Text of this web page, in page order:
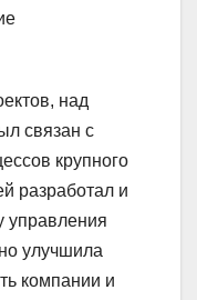
над
связан с
крупного
разработал и
управления
улучшила
компании и